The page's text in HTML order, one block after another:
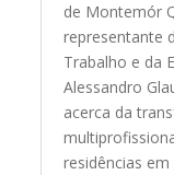
de Montemór
representante
Trabalho e da
Alessandro
acerca da
residências